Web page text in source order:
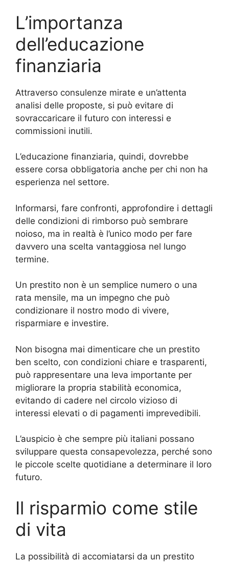
L’importanza
dell’educazione
finanziaria
Attraverso consulenze mirate e un’attenta
analisi delle proposte, si può evitare di
sovraccaricare il futuro con interessi e
commissioni inutili.
L’educazione finanziaria, quindi, dovrebbe
essere corsa obbligatoria anche per chi non ha
esperienza nel settore.
Informarsi, fare confronti, approfondire i dettagli
delle condizioni di rimborso può sembrare
noioso, ma in realtà è l’unico modo per fare
davvero una scelta vantaggiosa nel lungo
termine.
Un prestito non è un semplice numero o una
rata mensile, ma un impegno che può
condizionare il nostro modo di vivere,
risparmiare e investire.
Non bisogna mai dimenticare che un prestito
ben scelto, con condizioni chiare e trasparenti,
può rappresentare una leva importante per
migliorare la propria stabilità economica,
evitando di cadere nel circolo vizioso di
interessi elevati o di pagamenti imprevedibili.
L’auspicio è che sempre più italiani possano
sviluppare questa consapevolezza, perché sono
le piccole scelte quotidiane a determinare il loro
futuro.
Il risparmio come stile
di vita
La possibilità di accomiatarsi da un prestito